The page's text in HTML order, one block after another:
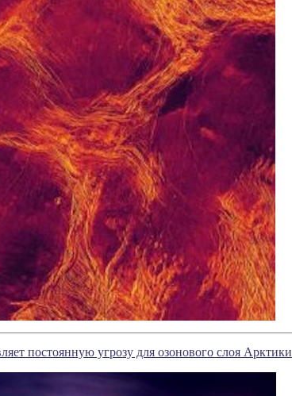
постоянную угрозу для озонового слоя Арктики